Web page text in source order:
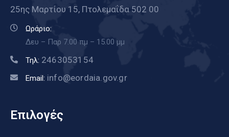
25ης Μαρτίου 15, Πτολεμαΐδα 502 00
Ωράριο:
Δευ – Παρ 7.00 πμ – 15.00 μμ
Τηλ: 2463053154
Email: info@eordaia.gov.gr
Επιλογές